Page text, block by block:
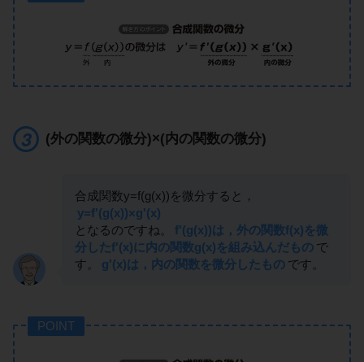
(外の関数の微分)×(内の関数の微分)
合成関数y=f(g(x))を微分すると，
y=f'(g(x))×g'(x)
となるのですね。
f'(g(x))は，外の関数f(x)を微
分したf'(x)に内の関数g(x)を組み込んだもの で
す。
g'(x)は，内の関数を微分したもの です。
POINT